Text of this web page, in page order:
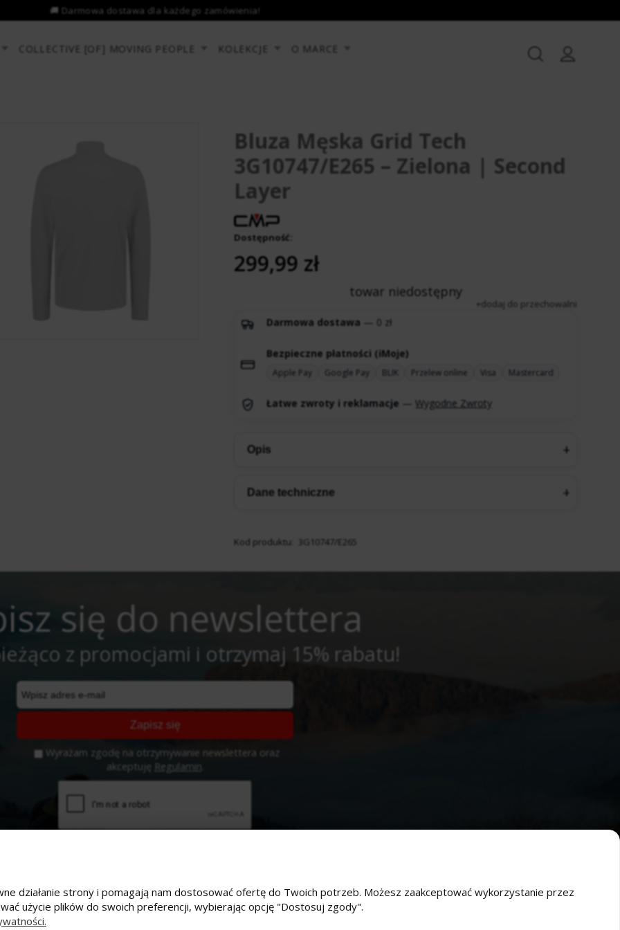
COLLECTIVE [OF] MOVING PEOPLE KOLEKCJE O MARCE
Bluza Męska Grid Tech
3G10747/E265 – Zielona | Second
Layer
Dostępność:
299,99 zł
towar niedostępny
dodaj do przechowalni
Darmowa dostawa — 0 zł
Bezpieczne płatności (iMoje)
Apple Pay Google Pay BLIK Przelew online Visa Mastercard
Łatwe zwroty i reklamacje Wygodne Zwroty
Opis
Dane techniczne
Kod produktu: 3G10747/E265
się do newslettera
z promocjami i otrzymaj 15% rabatu!
Zapisz się
Wyrażam zgodę na otrzymywanie newslettera oraz
akceptuję Regulamin
konto
działanie strony i pomagają nam dostosować ofertę do Twoich potrzeb. Możesz zaakceptować wykorzystanie przez
użycie plików do swoich preferencji, wybierając opcję "Dostosuj zgody".